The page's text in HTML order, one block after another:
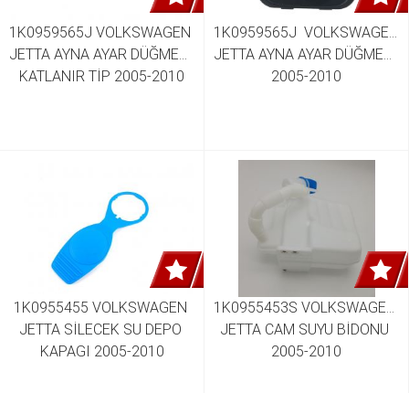
1K0959565J VOLKSWAGEN
JETTA AYNA AYAR DÜĞMESİ
KATLANIR TİP 2005-2010
1K0959565J  VOLKSWAGEN
JETTA AYNA AYAR DÜĞMESİ
2005-2010
1K0955455 VOLKSWAGEN
JETTA SİLECEK SU DEPO
KAPAGI 2005-2010
1K0955453S VOLKSWAGEN
JETTA CAM SUYU BİDONU
2005-2010